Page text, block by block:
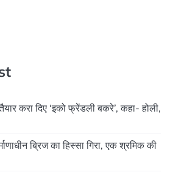
करा दिए ‘इको फ्रेंडली बकरे’, कहा- होली,
ब्रिज का हिस्सा गिरा, एक श्रमिक की